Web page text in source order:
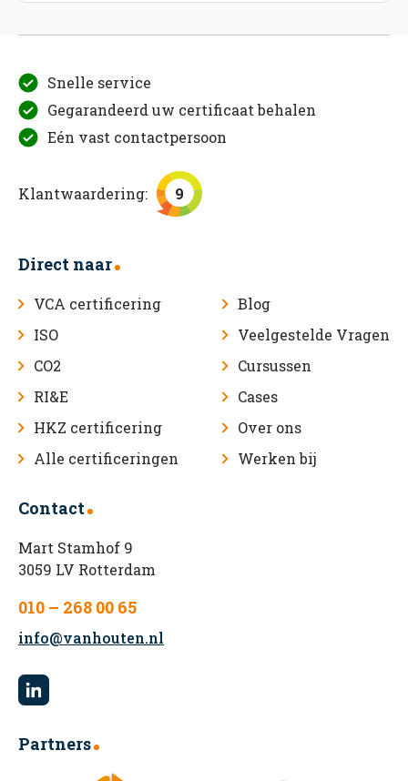
Snelle service
Gegarandeerd uw certificaat behalen
Eén vast contactpersoon
Klantwaardering: 9
Direct naar
VCA certificering
ISO
CO2
RI&E
HKZ certificering
Alle certificeringen
Blog
Veelgestelde Vragen
Cursussen
Cases
Over ons
Werken bij
Contact
Mart Stamhof 9
3059 LV Rotterdam
010 – 268 00 65
info@vanhouten.nl
Partners